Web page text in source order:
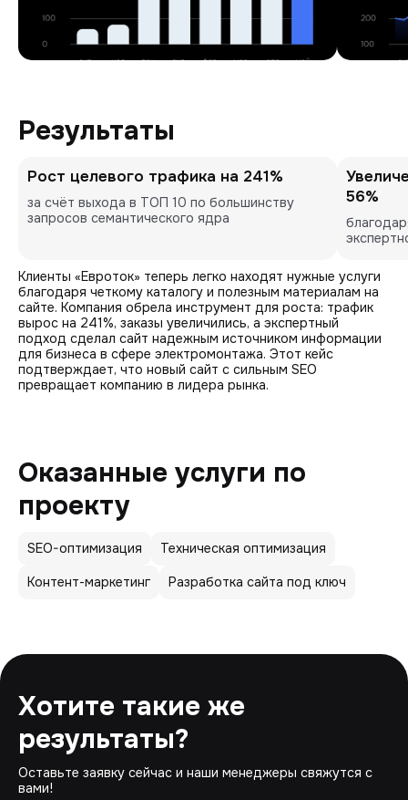
Результаты
Рост целевого трафика на 241%
за счёт выхода в ТОП 10 по большинству
запросов семантического ядра
56%
Клиенты «Евроток» теперь легко находят нужные услуги
благодаря четкому каталогу и полезным материалам на
сайте. Компания обрела инструмент для роста: трафик
вырос на 241%, заказы увеличились, а экспертный
подход сделал сайт надежным источником информации
для бизнеса в сфере электромонтажа. Этот кейс
подтверждает, что новый сайт с сильным SEO
превращает компанию в лидера рынка.
Оказанные услуги по
проекту
SEO-оптимизация Техническая оптимизация
Контент-маркетинг Разработка сайта под ключ
Хотите такие же
результаты?
Оставьте заявку сейчас и наши менеджеры свяжутся с
вами!